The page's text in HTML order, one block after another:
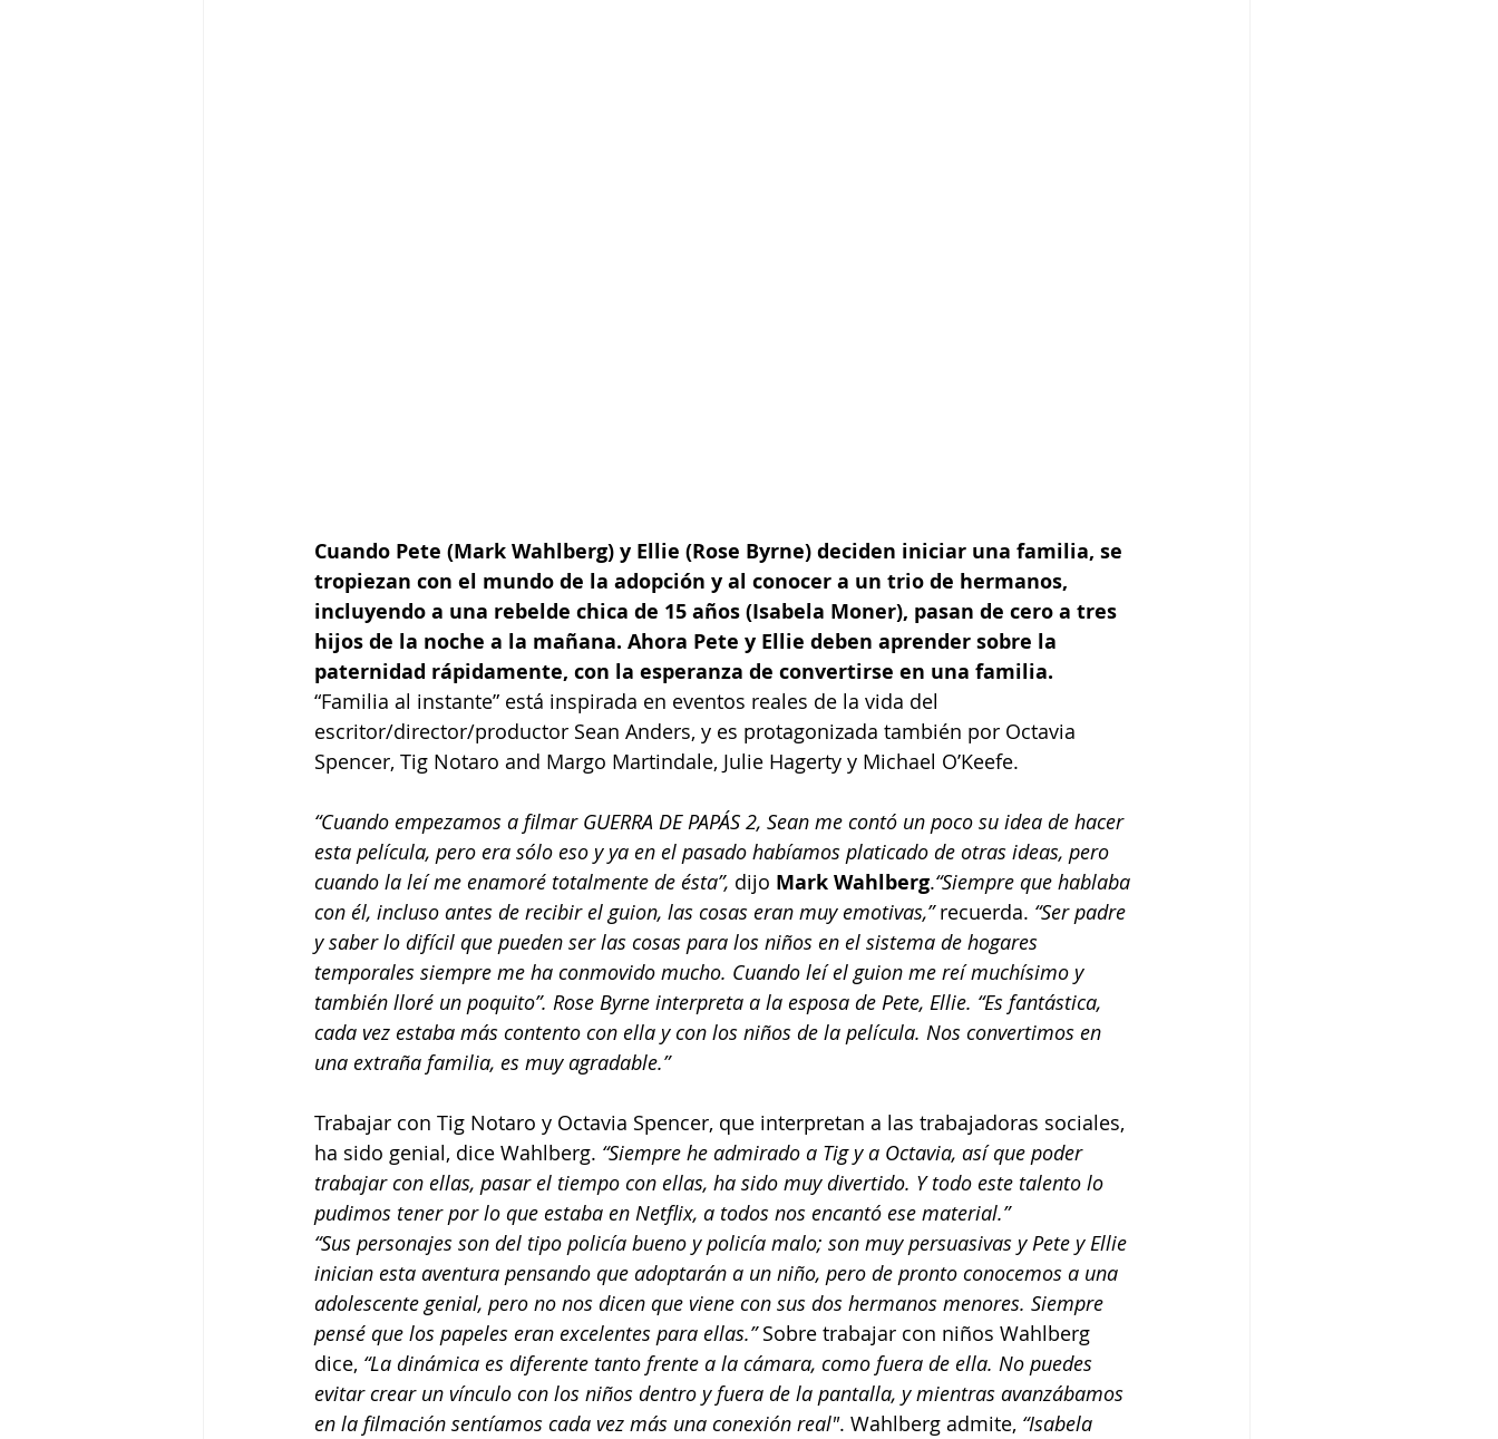
Cuando Pete (Mark Wahlberg) y Ellie (Rose Byrne) deciden iniciar una familia, se
tropiezan con el mundo de la adopción y al conocer a un trio de hermanos,
incluyendo a una rebelde chica de 15 años (Isabela Moner), pasan de cero a tres
hijos de la noche a la mañana. Ahora Pete y Ellie deben aprender sobre la
paternidad rápidamente, con la esperanza de convertirse en una familia.
“Familia al instante” está inspirada en eventos reales de la vida del
escritor/director/productor Sean Anders, y es protagonizada también por Octavia
Spencer, Tig Notaro and Margo Martindale, Julie Hagerty y Michael O’Keefe.
“Cuando empezamos a filmar GUERRA DE PAPÁS 2, Sean me contó un poco su idea de hacer
esta película, pero era sólo eso y ya en el pasado habíamos platicado de otras ideas, pero
cuando la leí me enamoré totalmente de ésta”, dijo Mark Wahlberg.“Siempre que hablaba
con él, incluso antes de recibir el guion, las cosas eran muy emotivas,” recuerda. “Ser padre
y saber lo difícil que pueden ser las cosas para los niños en el sistema de hogares
temporales siempre me ha conmovido mucho. Cuando leí el guion me reí muchísimo y
también lloré un poquito”. Rose Byrne interpreta a la esposa de Pete, Ellie. “Es fantástica,
cada vez estaba más contento con ella y con los niños de la película. Nos convertimos en
una extraña familia, es muy agradable.”
Trabajar con Tig Notaro y Octavia Spencer, que interpretan a las trabajadoras sociales,
ha sido genial, dice Wahlberg. “Siempre he admirado a Tig y a Octavia, así que poder
trabajar con ellas, pasar el tiempo con ellas, ha sido muy divertido. Y todo este talento lo
pudimos tener por lo que estaba en Netflix, a todos nos encantó ese material.”
“Sus personajes son del tipo policía bueno y policía malo; son muy persuasivas y Pete y Ellie
inician esta aventura pensando que adoptarán a un niño, pero de pronto conocemos a una
adolescente genial, pero no nos dicen que viene con sus dos hermanos menores. Siempre
pensé que los papeles eran excelentes para ellas.” Sobre trabajar con niños Wahlberg
dice, “La dinámica es diferente tanto frente a la cámara, como fuera de ella. No puedes
evitar crear un vínculo con los niños dentro y fuera de la pantalla, y mientras avanzábamos
en la filmación sentíamos cada vez más una conexión real". Wahlberg admite, “Isabela